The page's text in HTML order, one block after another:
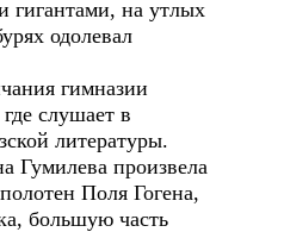
гигантами, на утлых
одолевал
гимназии
слушает в
литературы.
Гумилева произвела
Поля Гогена,
большую часть